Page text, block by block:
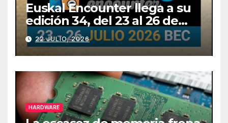
Euskal Encounter llega a su
edición 34, del 23 al 26 de
julio
22 JULIO, 2026
HARDWARE